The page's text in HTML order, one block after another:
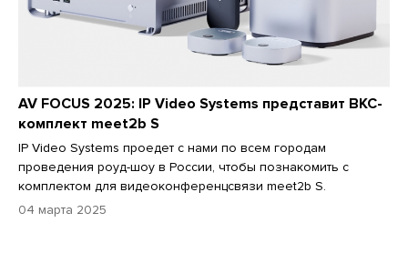
AV FOCUS 2025: IP Video Systems представит ВКС-
комплект meet2b S
IP Video Systems проедет с нами по всем городам
проведения роуд-шоу в России, чтобы познакомить с
комплектом для видеоконференцсвязи meet2b S.
04 марта 2025